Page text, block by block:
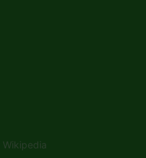
Wikipedia